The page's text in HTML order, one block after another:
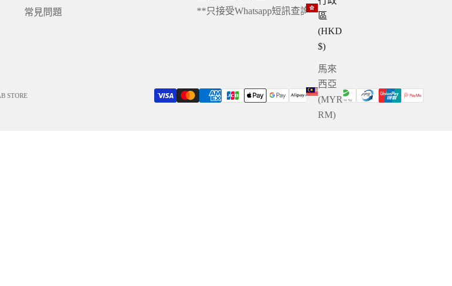
區
(HKD
$)
馬來
西亞
(MYR
RM)
常見問題
**只接受Whatsapp短訊查詢
STORE